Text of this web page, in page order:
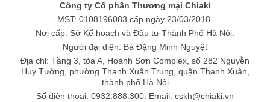
Công ty Cổ phần Thương mại Chiaki
MST: 0108196083 cấp ngày 23/03/2018.
Nơi cấp: Sở Kế hoạch và Đầu tư Thành Phố Hà Nội.
Người đại diện: Bà Đặng Minh Nguyệt
Địa chỉ: Tầng 3, tòa A, Hoành Sơn Complex, số 282 Nguyễn
Huy Tưởng, phường Thanh Xuân Trung, quận Thanh Xuân,
thành phố Hà Nội
Số điện thoại: 0932.888.300. Email: cskh@chiaki.vn